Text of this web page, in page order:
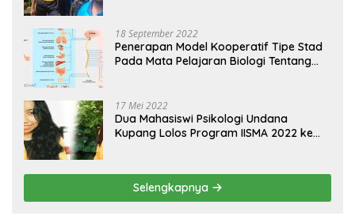
18 September 2022
Penerapan Model Kooperatif Tipe Stad
Pada Mata Pelajaran Biologi Tentang
17 Mei 2022
Dua Mahasiswi Psikologi Undana
Kupang Lolos Program IISMA 2022 ke
Selengkapnya